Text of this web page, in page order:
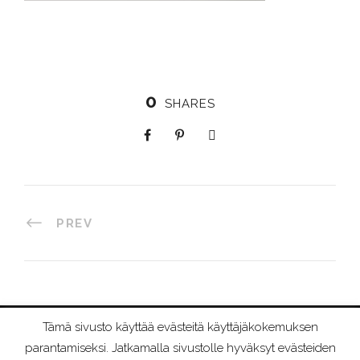
0 SHARES
PREV
©2026 RIIMURAAMI
Tämä sivusto käyttää evästeitä käyttäjäkokemuksen
parantamiseksi. Jatkamalla sivustolle hyväksyt evästeiden